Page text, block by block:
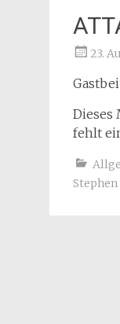
23.
Dieses
fehlt